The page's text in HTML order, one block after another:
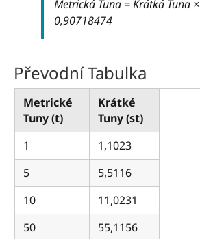
Metrická Tuna = Krátká Tuna ×
0,90718474
Převodní Tabulka
Metrické
Tuny (t)
Krátké
Tuny (st)
1
1,1023
5
5,5116
10
11,0231
50
55,1156